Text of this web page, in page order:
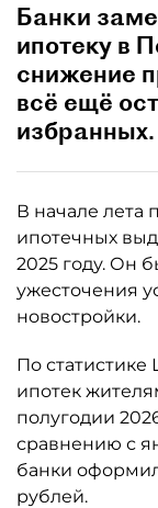
Банки
ипотеку в
снижение
всё ещё
избранных.
В начале лета
ипотечных
2025 году. Он
ужесточения
новостройки.
По
ипотек
полугодии
сравнению с
банки
рублей.